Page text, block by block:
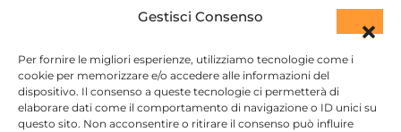
Gestisci Consenso
Per fornire le migliori esperienze, utilizziamo tecnologie come i
cookie per memorizzare e/o accedere alle informazioni del
dispositivo. Il consenso a queste tecnologie ci permetterà di
elaborare dati come il comportamento di navigazione o ID unici su
questo sito. Non acconsentire o ritirare il consenso può influire
+254 720 831 201